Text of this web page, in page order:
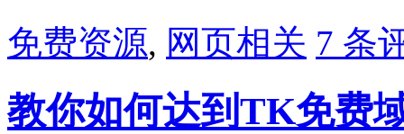
免费资源, 网页相关 7 条
教你如何达到TK免费